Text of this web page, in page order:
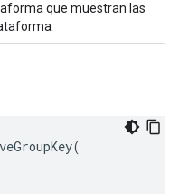
que muestran las